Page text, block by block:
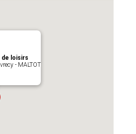
de loisirs
- MALTOT